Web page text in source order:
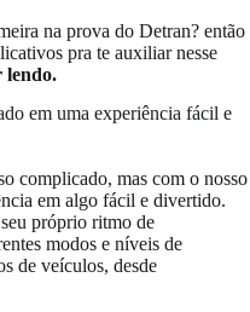
na prova do Detran? então
pra te auxiliar nesse
lendo.
em uma experiência fácil e
complicado, mas com o nosso
em algo fácil e divertido.
próprio ritmo de
modos e níveis de
de veículos, desde